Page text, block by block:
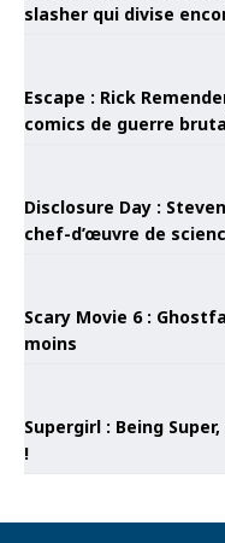
slasher qui divise
Escape : Rick
comics de guerre
Disclosure Day :
chef-d’œuvre de
Scary Movie 6 :
moins
Supergirl : Being
!